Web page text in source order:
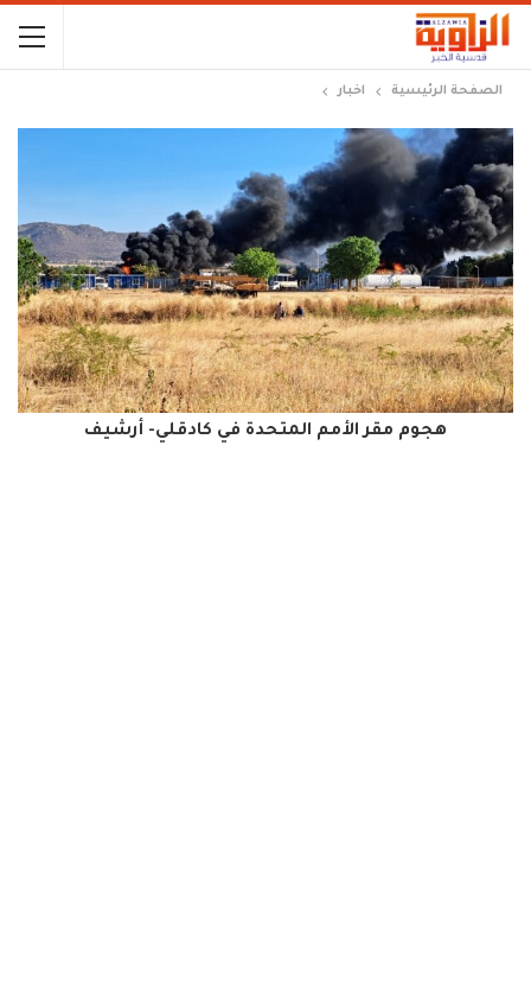
الصفحة الرئيسية اخبار
هجوم مقر الأمم المتحدة في كادقلي- أرشيف